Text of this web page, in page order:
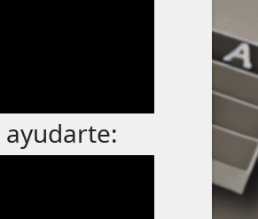
ayudarte: